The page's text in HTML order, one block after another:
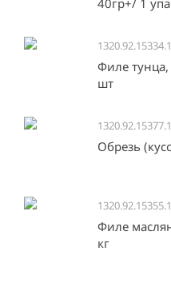
40гр+/ 1
1320.92.15334.1
Филе
шт
1320.92.15377.1
Обрезь
1320.92.15355.1
Филе
кг